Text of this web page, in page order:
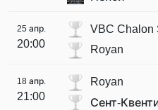
25 апр.
20:00
VBC Chalon
Royan
18 апр.
21:00
Royan
Сент-